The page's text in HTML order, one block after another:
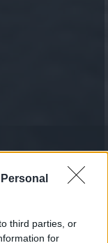
third parties, or
for